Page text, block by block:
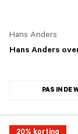
Hans Anders
Hans Anders
PAS IN DE